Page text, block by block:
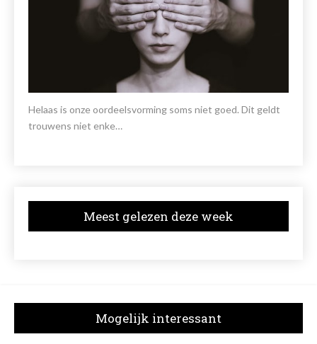
Helaas is onze oordeelsvorming soms niet goed. Dit geldt
trouwens niet enke…
Meest gelezen deze week
Mogelijk interessant